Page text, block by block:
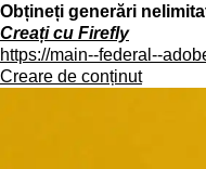
Obțineți generări
Creați cu Firefly
https://main--federal--
Creare de conținut